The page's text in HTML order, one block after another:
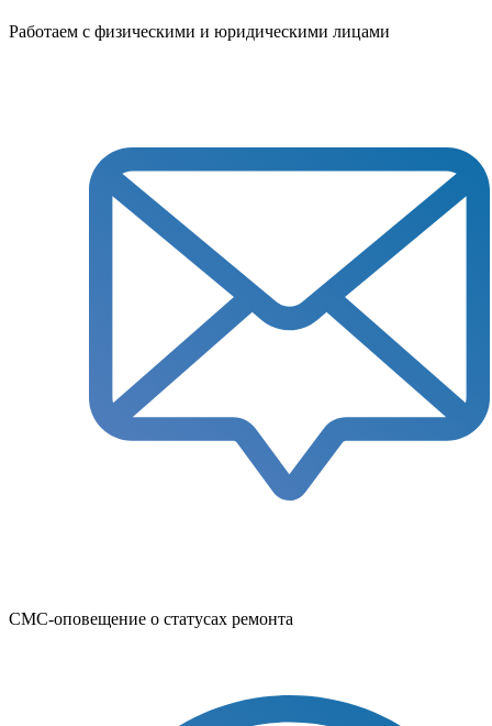
Работаем с физическими и юридическими лицами
СМС-оповещение о статусах ремонта